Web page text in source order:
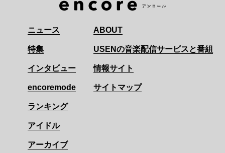
ニュース
特集
インタビュー
encoremode
ランキング
アイドル
アーカイブ
ABOUT
USENの音楽配信サービスと番組
情報サイト
サイトマップ